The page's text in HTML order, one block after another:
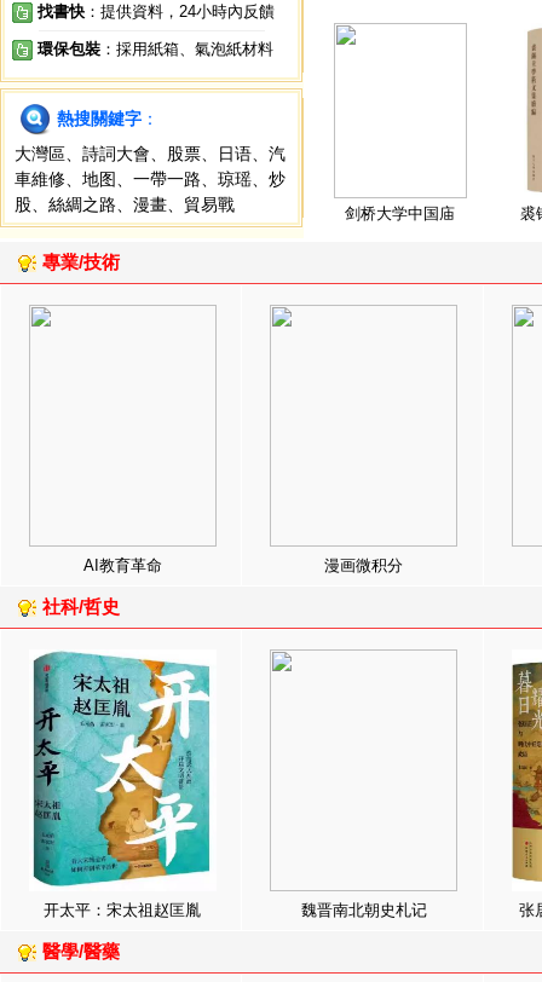
找書快 ：提供資料，24小時內反饋
環保包裝 ：採用紙箱、氣泡紙材料
熱搜關鍵字 ：
大灣區
詩詞大會 股票 日语
汽
車維修
地图 一帶一路 琼瑶
炒
股
絲綢之路 漫畫 貿易戰 剑桥大学中国庙 裘
專業/技術
AI教育革命 漫画微积分
社科/哲史
开太平：宋太祖赵匡胤 魏晋南北朝史札记 张
醫學/醫藥